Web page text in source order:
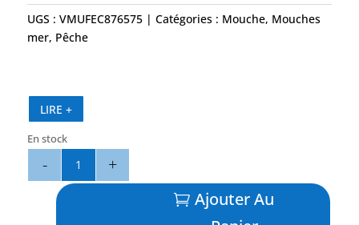
UGS :VMUFEC876575 Catégories : Mouche, Mouches
mer, Pêche
LIRE +
En stock
quantité
Crabe
Ajouter Au